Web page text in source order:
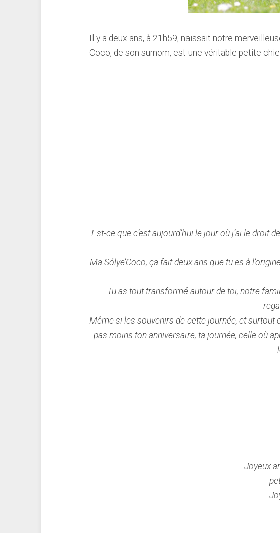
Il y a deux ans, à 21h59, naissait notre
Coco, de son surnom, est une véritable petite
Est-ce que c’est aujourd’hui le jour où j’ai le droit
Ma Sólye’Coco, ça fait deux ans que tu es à
Tu as tout transformé autour de toi, notre
Même si les souvenirs de cette journée, et surtout
pas moins ton anniversaire, ta journée, celle où
Joyeux